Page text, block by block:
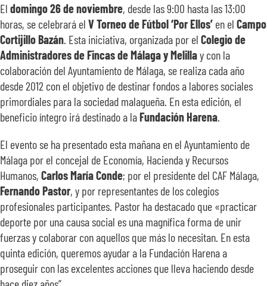
TRANSPARENCIA
El domingo 26 de noviembre, desde las 9:00 hasta las 13:00
horas, se celebrará el V Torneo de Fútbol ‘Por Ellos’ en el Campo
Cortijillo Bazán. Esta iniciativa, organizada por el Colegio de
Administradores de Fincas de Málaga y Melillay con la
colaboración del Ayuntamiento de Málaga, se realiza cada año
desde 2012 con el objetivo de destinar fondos a labores sociales
primordiales para la sociedad malagueña. En esta edición, el
beneficio íntegro irá destinado a laFundación Harena.
El evento se ha presentado esta mañana en el Ayuntamiento de
Málaga por el concejal de Economía, Hacienda y Recursos
Humanos, Carlos María Conde; por el presidente del CAF Málaga,
Fernando Pastor, y por representantes de los colegios
profesionales participantes. Pastor ha destacado que «practicar
deporte por una causa social es una magnífica forma de unir
fuerzas y colaborar con aquellos que más lo necesitan. En esta
quinta edición, queremos ayudar a la Fundación Harena a
proseguir con las excelentes acciones que lleva haciendo desde